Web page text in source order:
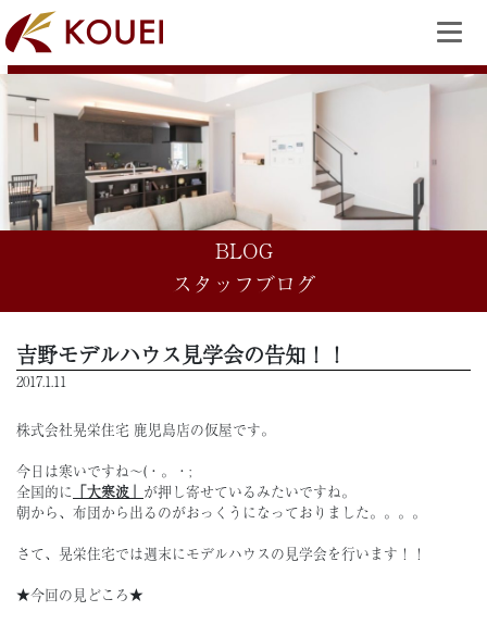
BLOG
スタッフブログ
吉野モデルハウス見学会の告知！！
2017.1.11
株式会社晃栄住宅 鹿児島店の仮屋です。
今日は寒いですね～(・。・;
全国的に 「大寒波」 が押し寄せているみたいですね。
朝から、布団から出るのがおっくうになっておりました。。。。
さて、晃栄住宅では週末にモデルハウスの見学会を行います！！
★今回の見どころ★